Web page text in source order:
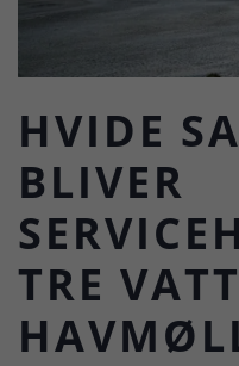
HVIDE
BLIVER
TRE